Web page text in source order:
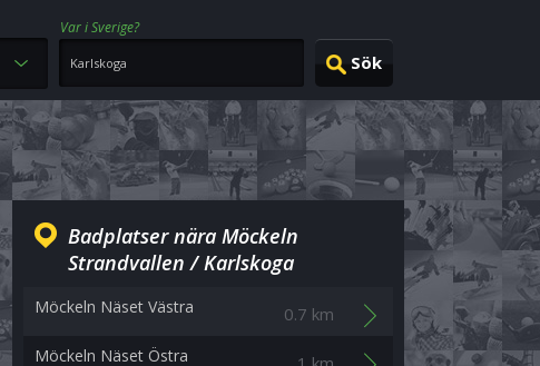
Var i Sverige?
Badplatser nära Möckeln
Strandvallen / Karlskoga
Möckeln Näset Västra 0.7 km
Möckeln Näset Östra